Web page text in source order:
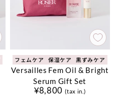
フェムケア 保湿ケア 黒ずみケア
Versailles Fem Oil & Bright
Serum Gift Set
¥8,800 (tax in.)